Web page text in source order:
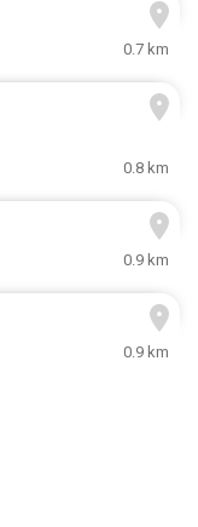
0.7 km
0.8 km
0.9 km
0.9 km